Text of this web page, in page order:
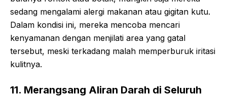
sedang mengalami alergi makanan atau gigitan kutu.
Dalam kondisi ini, mereka mencoba mencari
kenyamanan dengan menjilati area yang gatal
tersebut, meski terkadang malah memperburuk iritasi
kulitnya.
11. Merangsang Aliran Darah di Seluruh